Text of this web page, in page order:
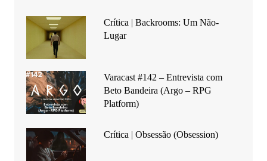
Crítica | Backrooms: Um Não-
Lugar
Varacast #142 – Entrevista com
Beto Bandeira (Argo – RPG
Platform)
Crítica | Obsessão (Obsession)